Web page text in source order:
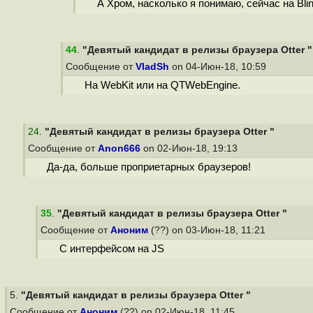
А Хром, насколько я понимаю, сейчас на
44. "Девятый кандидат в релизы браузера Otter "
Сообщение от VladSh on 04-Июн-18, 10:59
На WebKit или на QTWebEngine.
24. "Девятый кандидат в релизы браузера Otter "
Сообщение от Anon666 on 02-Июн-18, 19:13
Да-да, больше проприетарных браузеров!
35. "Девятый кандидат в релизы браузера Otter "
Сообщение от Аноним (??) on 03-Июн-18, 11:21
С интерфейсом на JS
5. "Девятый кандидат в релизы браузера Otter "